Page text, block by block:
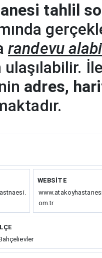
tahlil
randevu
ulaşılabilir.
adres,
WEBSITE
om.tr